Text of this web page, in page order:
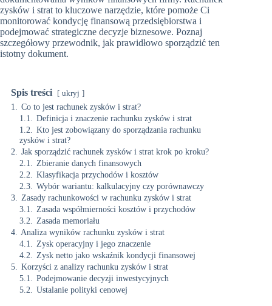
zysków i strat to kluczowe narzędzie, które pomoże Ci
monitorować kondycję finansową przedsiębiorstwa i
podejmować strategiczne decyzje biznesowe. Poznaj
szczegółowy przewodnik, jak prawidłowo sporządzić ten
istotny dokument.
Spis treści ukryj
1.
Co to jest rachunek zysków i strat?
1.1.
Definicja i znaczenie rachunku zysków i strat
1.2.
Kto jest zobowiązany do sporządzania rachunku
zysków i strat?
2.
Jak sporządzić rachunek zysków i strat krok po kroku?
2.1.
Zbieranie danych finansowych
2.2.
Klasyfikacja przychodów i kosztów
2.3.
Wybór wariantu: kalkulacyjny czy porównawczy
3.
Zasady rachunkowości w rachunku zysków i strat
3.1.
Zasada współmierności kosztów i przychodów
3.2.
Zasada memoriału
4.
Analiza wyników rachunku zysków i strat
4.1.
Zysk operacyjny i jego znaczenie
4.2.
Zysk netto jako wskaźnik kondycji finansowej
5.
Korzyści z analizy rachunku zysków i strat
5.1.
Podejmowanie decyzji inwestycyjnych
5.2.
Ustalanie polityki cenowej